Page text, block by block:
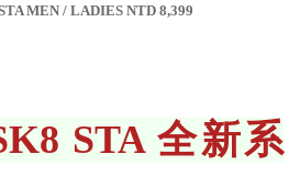
MEN / LADIES NTD 8,399
STA 全新系